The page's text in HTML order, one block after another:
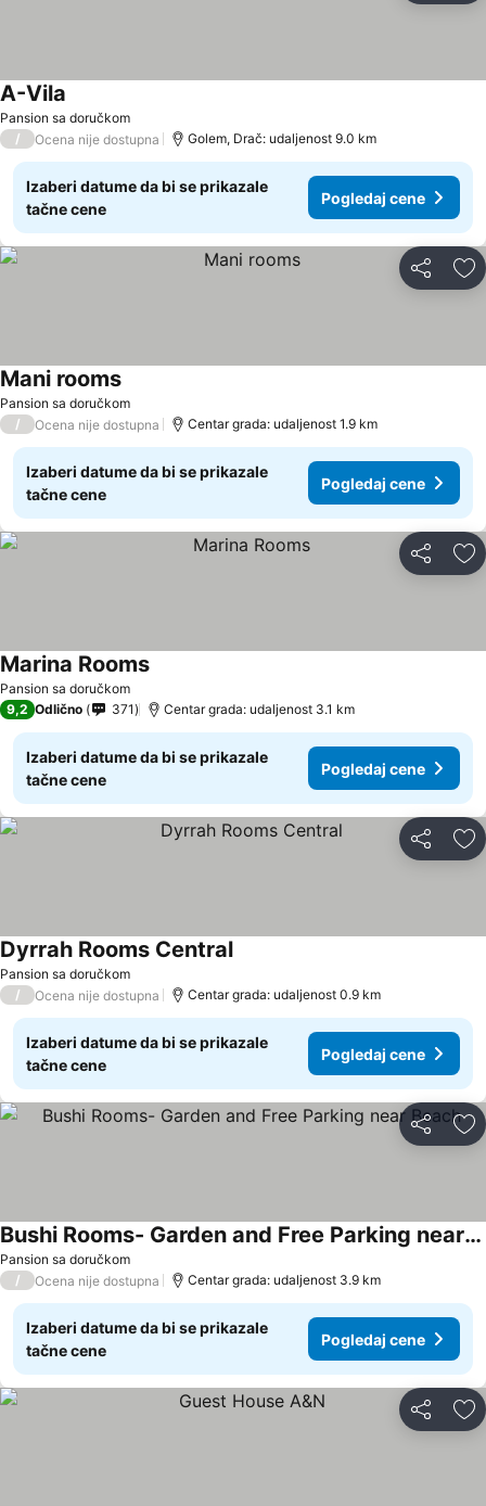
Pansion sa doručkom
A-Vila
/ Ocena nije dostupna Golem, Drač: udaljenost 9.0 km
Izaberi datume da bi se prikazale
tačne cene
Pogledaj cene
Deli
Pansion sa doručkom
Mani rooms
/ Ocena nije dostupna Centar grada: udaljenost 1.9 km
Izaberi datume da bi se prikazale
tačne cene
Pogledaj cene
Deli
Pansion sa doručkom
Marina Rooms
9,2 Odlično 371 Centar grada: udaljenost 3.1 km
Izaberi datume da bi se prikazale
tačne cene
Pogledaj cene
Deli
Pansion sa doručkom
Dyrrah Rooms Central
/ Ocena nije dostupna Centar grada: udaljenost 0.9 km
Izaberi datume da bi se prikazale
tačne cene
Pogledaj cene
Deli
Pansion sa doručkom
Bushi Rooms- Garden and Free Parking near Beach
/ Ocena nije dostupna Centar grada: udaljenost 3.9 km
Izaberi datume da bi se prikazale
tačne cene
Pogledaj cene
Deli